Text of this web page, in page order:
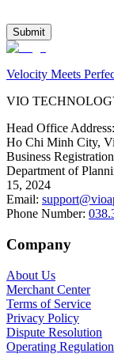
Submit
Velocity Meets
VIO
Head Office Address:
Ho Chi Minh City,
Business
Department of
15, 2024
Email:
Phone Number:
Company
About Us
Merchant Center
Terms of Service
Privacy Policy
Dispute Resolution
Operating